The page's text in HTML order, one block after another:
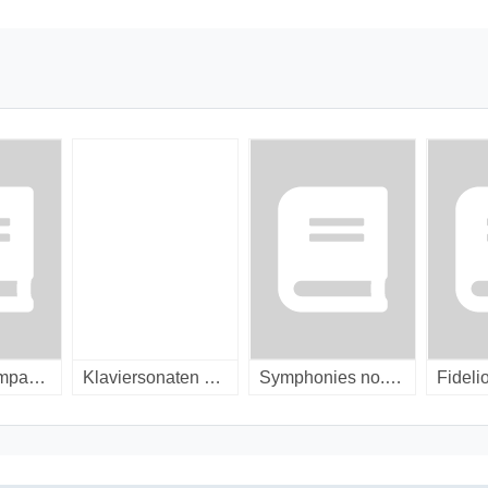
Fidelio / [compact disc] Klaviersonaten = Piano sonatas = Sonates pour piano / [compact disc] Symphonies no. 4 & no. 7 / [compact disc]